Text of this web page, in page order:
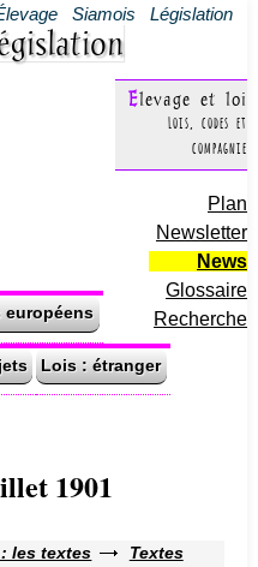
Siamois Législation
Elevage et loi
Lois, codes et
compagnie
Plan
Newsletter
News
Glossaire
Recherche
européens
Lois : étranger
1901
les textes
Textes